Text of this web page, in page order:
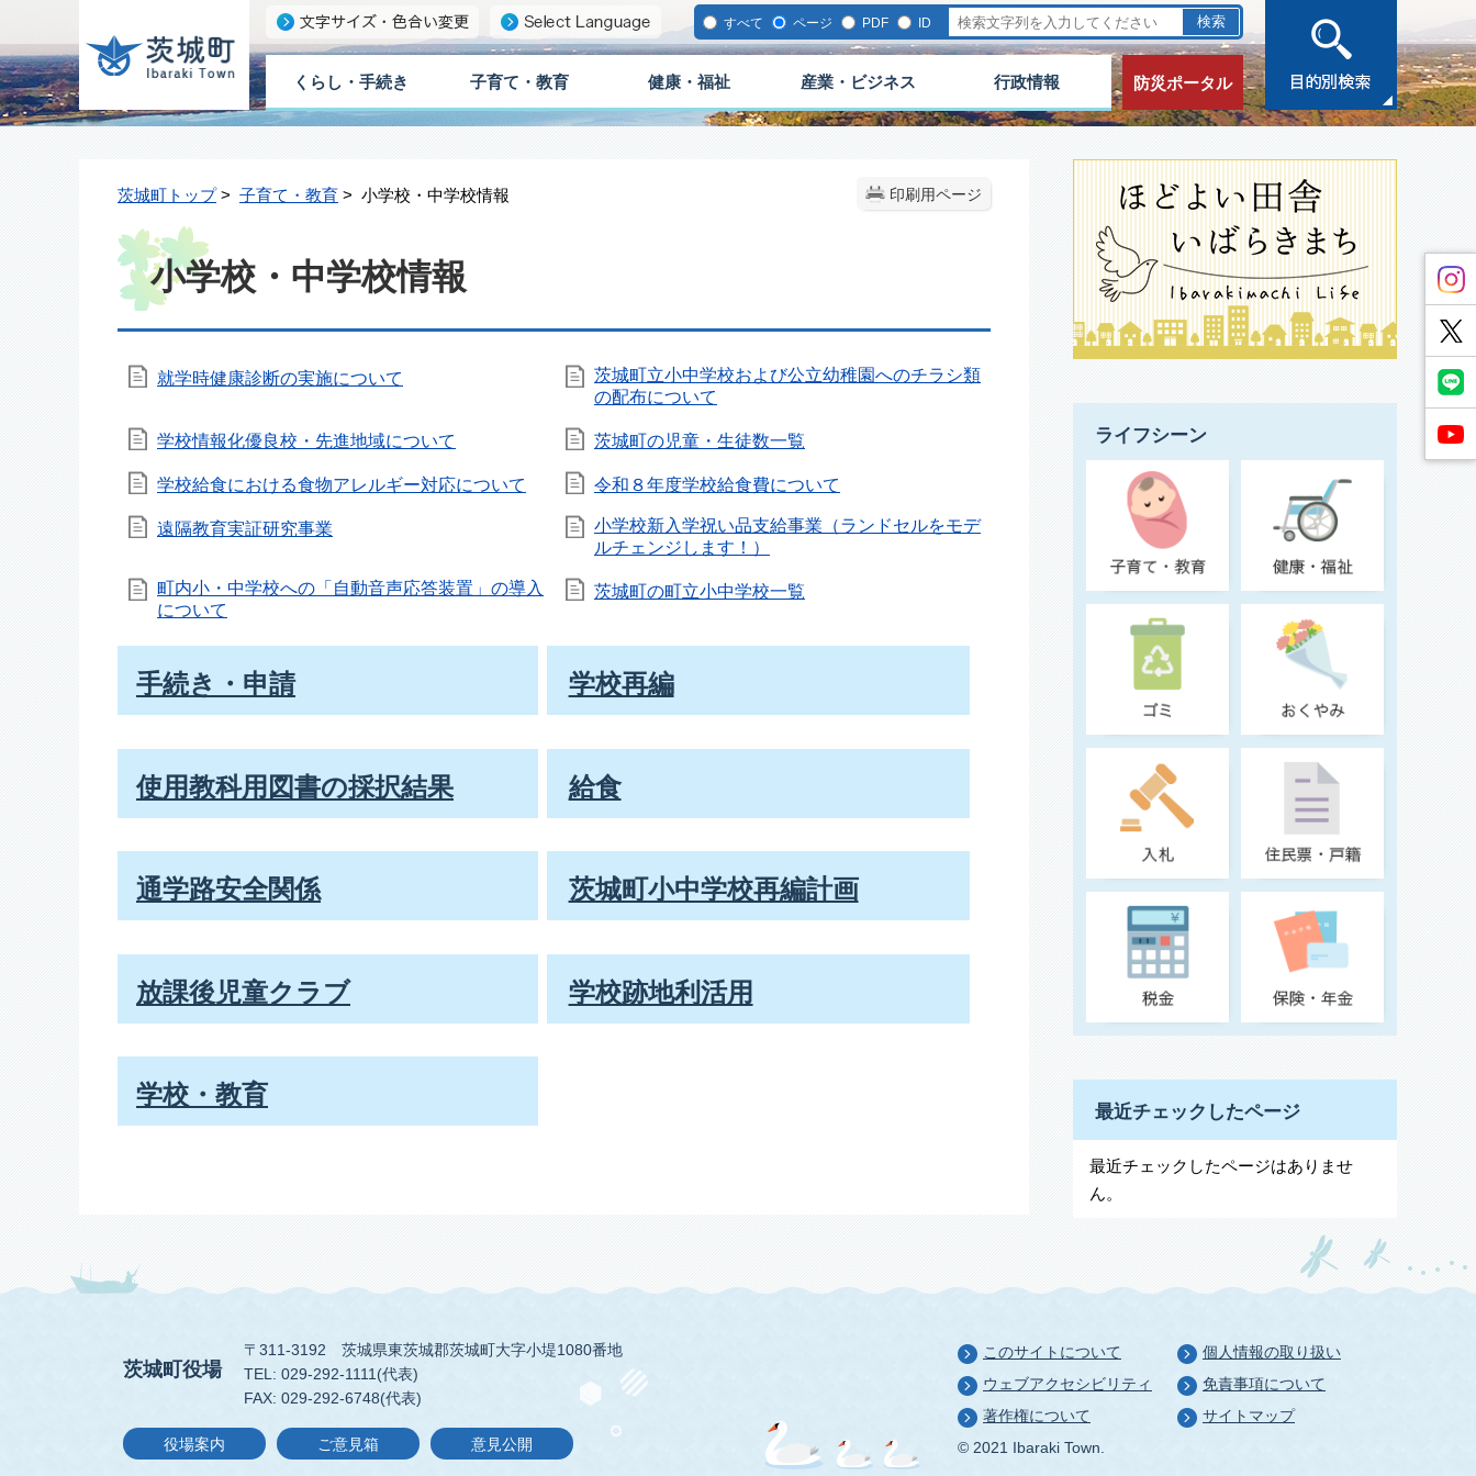
すべて ページ PDF ID
くらし・手続き 子育て・教育 健康・福祉 産業・ビジネス 行政情報 防災ポータル
印刷用ページ
茨城町トップ> 子育て・教育 > 小学校・中学校情報
小学校・中学校情報
就学時健康診断の実施について
茨城町立小中学校および公立幼稚園へのチラシ類
の配布について
学校情報化優良校・先進地域について 茨城町の児童・生徒数一覧
学校給食における食物アレルギー対応について 令和８年度学校給食費について
遠隔教育実証研究事業
小学校新入学祝い品支給事業（ランドセルをモデ
ルチェンジします！）
町内小・中学校への「自動音声応答装置」の導入
について
茨城町の町立小中学校一覧
手続き・申請 学校再編
使用教科用図書の採択結果 給食
通学路安全関係 茨城町小中学校再編計画
放課後児童クラブ 学校跡地利活用
学校・教育
ライフシーン
最近チェックしたページ
最近チェックしたページはありませ
ん。
茨城町役場
〒311-3192
茨城県東茨城郡茨城町大字小堤1080番地
TEL: 029-292-1111(代表)
FAX: 029-292-6748(代表)
役場案内 ご意見箱 意見公開
このサイトについて
個人情報の取り扱い
ウェブアクセシビリティ
免責事項について
著作権について
サイトマップ
© 2021 Ibaraki Town.